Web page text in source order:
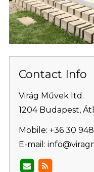
Contact Info
Virág Művek ltd.
1204 Budapest,
Mobile: +36 30
E-mail: